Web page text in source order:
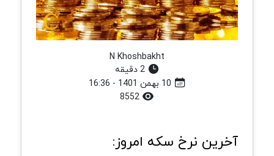
N Khoshbakht
2 دقیقه
آخرین نرخ سکه امروز: